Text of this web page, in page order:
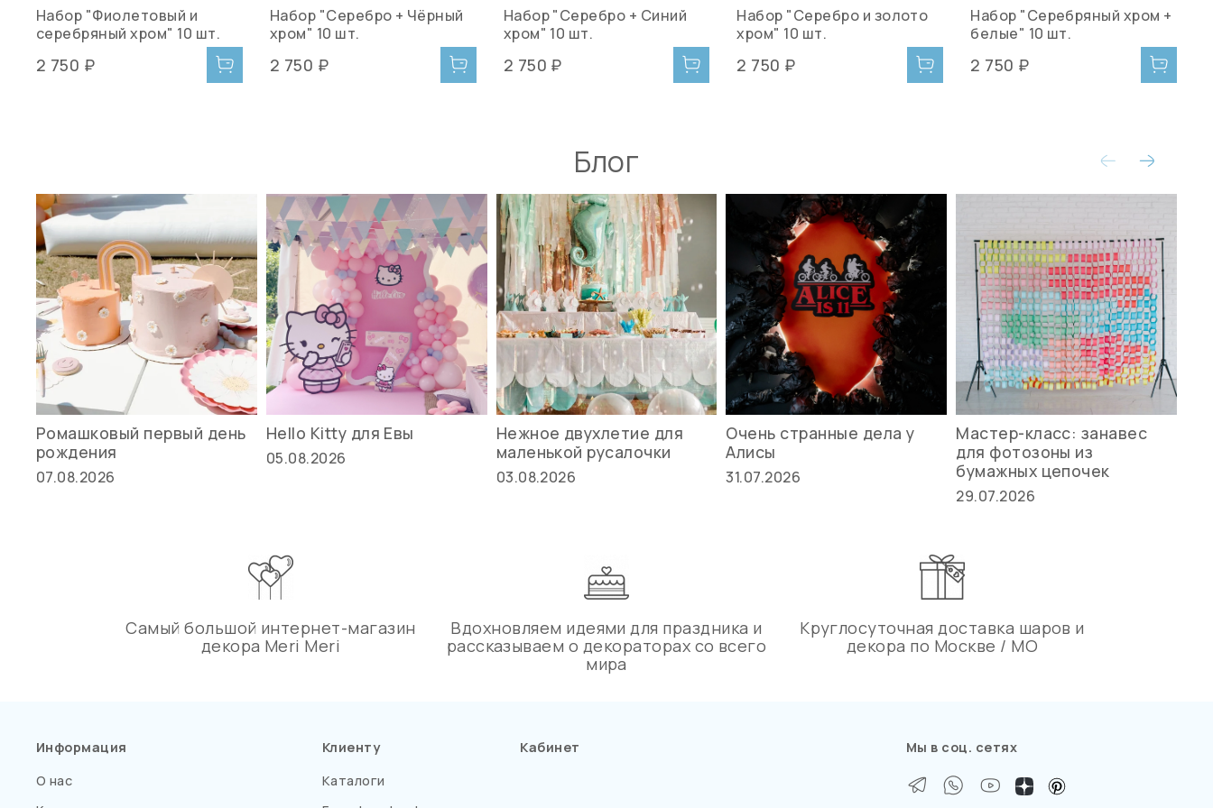
Набор "Фиолетовый и
серебряный хром" 10 шт.
2 750 ₽
Набор "Серебро + Чёрный
хром" 10 шт.
2 750 ₽
Набор "Серебро + Синий
хром" 10 шт.
2 750 ₽
Набор "Серебро и золото
хром" 10 шт.
2 750 ₽
Набор "Серебряный хром +
белые" 10 шт.
2 750 ₽
Блог
Ромашковый первый день
рождения
07.08.2026
Hello Kitty для Евы
05.08.2026
Нежное двухлетие для
маленькой русалочки
03.08.2026
Очень странные дела у
Алисы
31.07.2026
Мастер-класс: занавес
для фотозоны из
бумажных цепочек
29.07.2026
Самый большой интернет-магазин
декора Meri Meri
Вдохновляем идеями для праздника и
рассказываем о декораторах со всего
мира
Круглосуточная доставка шаров и
декора по Москве / МО
Информация
О нас
Клиенту
Каталоги
Кабинет Мы в соц. сетях